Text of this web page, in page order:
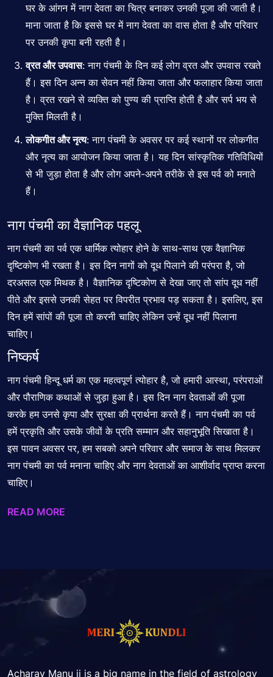
घर के आंगन में नाग देवता का चित्र बनाकर उनकी पूजा की जाती है।
माना जाता है कि इससे घर में नाग देवता का वास होता है और परिवार
पर उनकी कृपा बनी रहती है।
व्रत और उपवास: नाग पंचमी के दिन कई लोग व्रत और उपवास रखते
हैं। इस दिन अन्न का सेवन नहीं किया जाता और फलाहार किया जाता
है। व्रत रखने से व्यक्ति को पुण्य की प्राप्ति होती है और सर्प भय से
मुक्ति मिलती है।
लोकगीत और नृत्य: नाग पंचमी के अवसर पर कईस्थानों पर लोकगीत
और नृत्य का आयोजन किया जाता है। यह दिन सांस्कृतिक गतिविधियों
से भी जुड़ा होता है और लोग अपने-अपने तरीके से इस पर्व को मनाते
हैं।
नाग पंचमी कावैज्ञानिक पहलू
नाग पंचमी का पर्व एक धार्मिक त्योहार होने के साथ-साथ एक वैज्ञानिक
दृष्टिकोण भी रखता है। इस दिन नागों को दूध पिलाने की परंपरा है, जो
दरअसल एक मिथक है। वैज्ञानिक दृष्टिकोण से देखा जाए तो सांप दूध नहीं
पीते और इससे उनकी सेहत पर विपरीत प्रभाव पड़ सकता है। इसलिए, इस
दिन हमें सांपों की पूजा तो करनी चाहिए लेकिन उन्हें दूध नहीं पिलाना
चाहिए।
निष्कर्ष
नाग पंचमी हिन्दू धर्म का एक महत्वपूर्ण त्योहार है, जो हमारी आस्था, परंपराओं
और पौराणिक कथाओं से जुड़ा हुआ है। इस दिन नाग देवताओं की पूजा
करके हम उनसे कृपा और सुरक्षा की प्रार्थना करते हैं। नाग पंचमी का पर्व
हमें प्रकृति और उसके जीवों के प्रति सम्मान और सहानुभूति सिखाता है।
इस पावन अवसर पर, हम सबको अपने परिवार और समाज के साथ मिलकर
नाग पंचमी का पर्व मनाना चाहिए और नाग देवताओं का आशीर्वाद प्राप्त करना
चाहिए।
READ MORE
Acharay Manu ji is a big name in the field of astrology